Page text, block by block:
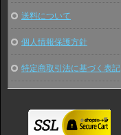
送料について
個人情報保護方針
特定商取引法に基づく表記